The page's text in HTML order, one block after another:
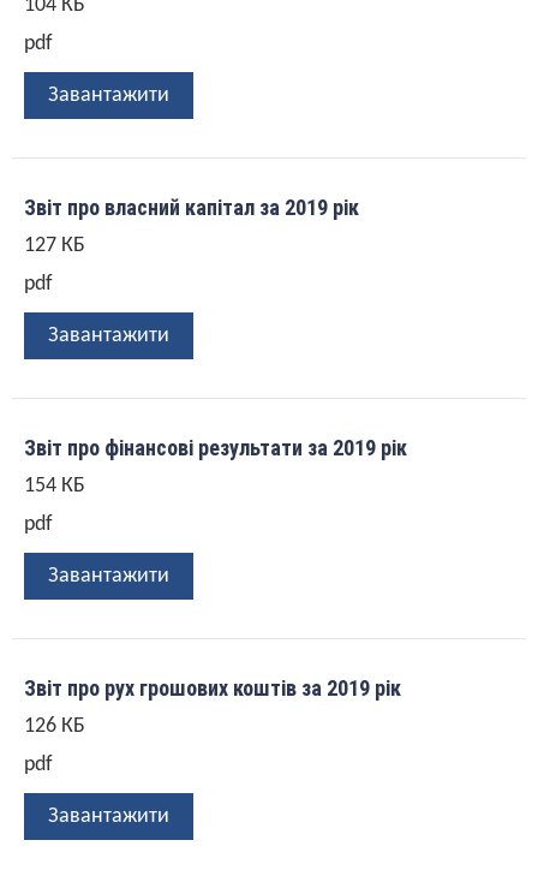
104 КБ
pdf
Завантажити
Звіт про власний капітал за 2019 рік
127 КБ
pdf
Завантажити
Звіт про фінансові результати за 2019 рік
154 КБ
pdf
Завантажити
Звіт про рух грошових коштів за 2019 рік
126 КБ
pdf
Завантажити